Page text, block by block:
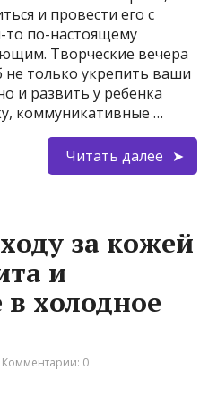
и провести его с
то по-настоящему
Творческие вечера
только укрепить ваши
и развить у ребенка
коммуникативные …
Читать далее
за кожей
и
холодное
Комментарии: 0